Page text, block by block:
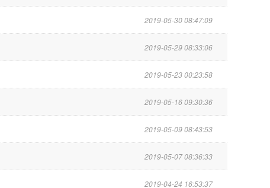
2019-05-30 08:47:09
2019-05-29 08:33:06
2019-05-23 00:23:58
2019-05-16 09:30:36
2019-05-09 08:43:53
2019-05-07 08:36:33
2019-04-24 16:53:37